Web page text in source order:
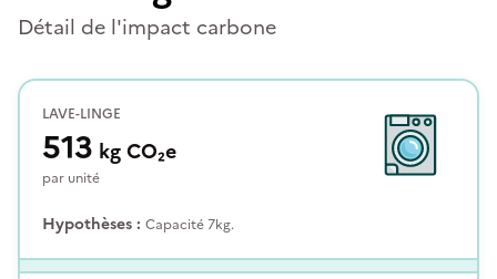
Détail de l'impact carbone
LAVE-LINGE
513 kgCO₂e
par unité
Hypothèses : Capacité 7kg.